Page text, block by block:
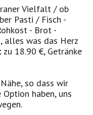
Vielfalt / ob
Pasti / Fisch -
- Brot -
alles was das Herz
zu 18.90 €, Getränke
so dass wir
haben, uns